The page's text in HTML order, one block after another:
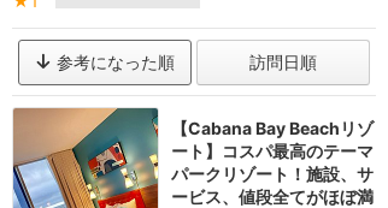
参考になった順 訪問日順
【Cabana Bay Beachリゾ
ート】コスパ最高のテーマ
パークリゾート！施設、サ
ービス、値段全てがほぼ満